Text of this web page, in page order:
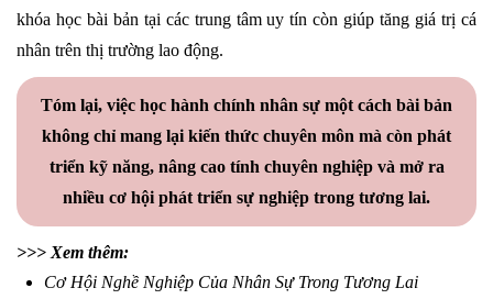
khóa học bài bản tại các trung tâm uy tín còn giúp tăng giá trị cá
nhân trên thị trường lao động.
Tóm lại, việc học hành chính nhân sự một cách bài bản
không chỉ mang lại kiến thức chuyên môn mà còn phát
triển kỹ năng, nâng cao tính chuyên nghiệp và mở ra
nhiều cơ hội phát triển sự nghiệp trong tương lai.
>>> Xem thêm:
Cơ Hội Nghề Nghiệp Của Nhân Sự Trong Tương Lai